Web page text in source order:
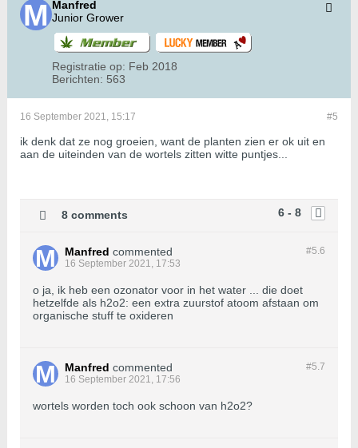
Manfred
Junior Grower
Registratie op: Feb 2018
Berichten: 563
#5
16 September 2021, 15:17
ik denk dat ze nog groeien, want de planten zien er ok uit en
aan de uiteinden van de wortels zitten witte puntjes...
6 - 8
8 comments
#5.6
Manfred commented
16 September 2021, 17:53
o ja, ik heb een ozonator voor in het water ... die doet
hetzelfde als h2o2: een extra zuurstof atoom afstaan om
organische stuff te oxideren
#5.7
Manfred commented
16 September 2021, 17:56
wortels worden toch ook schoon van h2o2?